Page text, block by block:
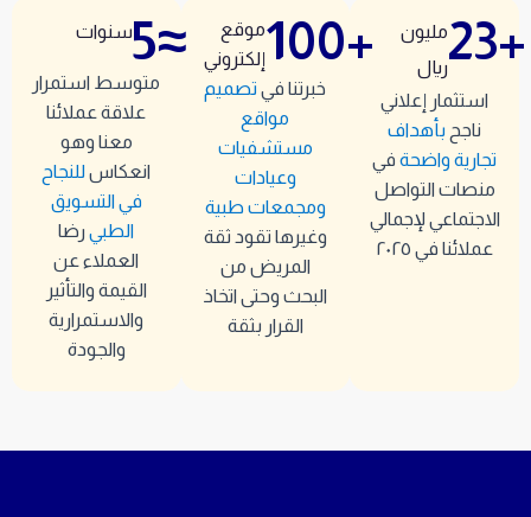
مليون
ريال
+
23
استثمار إعلاني
ناجح بأهداف
تجارية واضحةفي
منصات التواصل
الاجتماعي لإجمالي
عملائنا في ٢٠٢٥
موقع
إلكتروني
+
100
خبرتنا في تصميم
مواقع
مستشفيات
وعيادات
ومجمعات طبية
وغيرها تقود ثقة
المريض من
البحث وحتى اتخاذ
القرار بثقة
سنوات ≈
5
متوسط استمرار
علاقة عملائنا
معنا وهو
انعكاسللنجاح
في التسويق
الطبيرضا
العملاء عن
القيمة والتأثير
والاستمرارية
والجودة